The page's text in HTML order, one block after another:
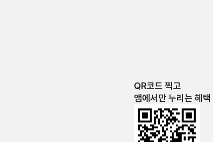
QR코드 찍고
앱에서만 누리는 혜택